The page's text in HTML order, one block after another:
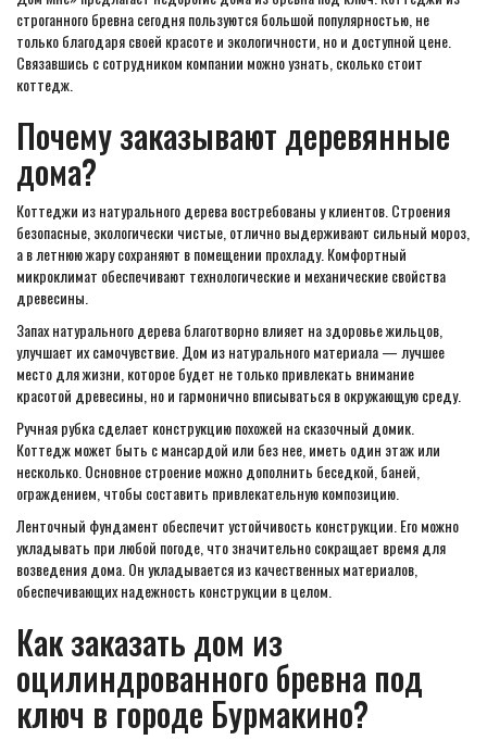
строганного бревна сегодня пользуются большой популярностью, не
только благодаря своей красоте и экологичности, но и доступной цене.
Связавшись с сотрудником компании можно узнать, сколько стоит
коттедж.
Почему заказывают деревянные
дома?
Коттеджи из натурального дерева востребованы у клиентов. Строения
безопасные, экологически чистые, отлично выдерживают сильный мороз,
а в летнюю жару сохраняют в помещении прохладу. Комфортный
микроклимат обеспечивают технологические и механические свойства
древесины.
Запах натурального дерева благотворно влияет на здоровье жильцов,
улучшает их самочувствие. Дом из натурального материала — лучшее
место для жизни, которое будет не только привлекать внимание
красотой древесины, но и гармонично вписываться в окружающую среду.
Ручная рубка сделает конструкцию похожей на сказочный домик.
Коттедж может быть с мансардой или без нее, иметь один этаж или
несколько. Основное строение можно дополнить беседкой, баней,
ограждением, чтобы составить привлекательную композицию.
Ленточный фундамент обеспечит устойчивость конструкции. Его можно
укладывать при любой погоде, что значительно сокращает время для
возведения дома. Он укладывается из качественных материалов,
обеспечивающих надежность конструкции в целом.
Как заказать дом из
оцилиндрованного бревна под
ключ в городе Бурмакино?